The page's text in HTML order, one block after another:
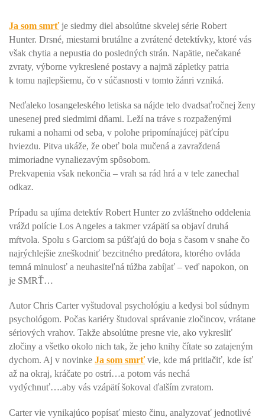
Ja som smrťje siedmy diel absolútne skvelej série Robert
Hunter. Drsné, miestami brutálne a zvrátené detektívky, ktoré vás
však chytia a nepustia do posledných strán. Napätie, nečakané
zvraty, výborne vykreslené postavy a najmä zápletky patria
k tomu najlepšiemu, čo v súčasnosti v tomto žánri vzniká.
Neďaleko losangeleského letiska sa nájde telo dvadsaťročnej ženy
unesenej pred siedmimi dňami. Leží na tráve s rozpaženými
rukami a nohami od seba, v polohe pripomínajúcej päťcípu
hviezdu. Pitva ukáže, že obeť bola mučená a zavraždená
mimoriadne vynaliezavým spôsobom.
Prekvapenia však nekončia – vrah sa rád hrá a v tele zanechal
odkaz.
Prípadu sa ujíma detektív Robert Hunter zo zvláštneho oddelenia
vrážd polície Los Angeles a takmer vzápätí sa objaví druhá
mŕtvola. Spolu s Garciom sa púšťajú do boja s časom v snahe čo
najrýchlejšie zneškodniť bezcitného predátora, ktorého ovláda
temná minulosť a neuhasiteľná túžba zabíjať – veď napokon, on
je SMRŤ…
Autor Chris Carter vyštudoval psychológiu a kedysi bol súdnym
psychológom. Počas kariéry študoval správanie zločincov, vrátane
sériových vrahov. Takže absolútne presne vie, ako vykresliť
zločiny a všetko okolo nich tak, že jeho knihy čítate so zatajeným
dychom. Aj v novinke Ja som smrťvie, kde má pritlačiť, kde ísť
až na okraj, kráčate po ostrí…a potom vás nechá
vydýchnuť….aby vás vzápätí šokoval ďalším zvratom.
Carter vie vynikajúco popísať miesto činu, analyzovať jednotlivé